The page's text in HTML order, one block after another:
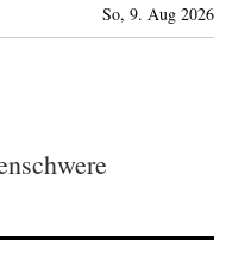
So, 9. Aug 2026